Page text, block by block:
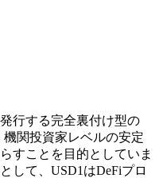
行する完全裏付け型の
関投資家レベルの安定
すことを目的としていま
して、USD1はDeFiプロ